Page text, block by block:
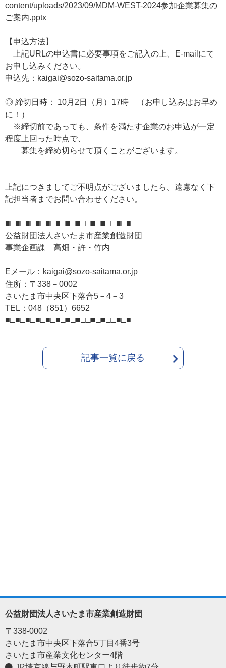
content/uploads/2023/09/MDM-WEST-2024参加企業募集の
ご案内.pptx
【申込方法】
上記URLの申込書に必要事項をご記入の上、E-mailにて
お申し込みください。
申込先：kaigai@sozo-saitama.or.jp
◎ 締切日時： 10月2日（月）17時 （お申し込みはお早め
に！）
※締切前であっても、条件を満たす企業のお申込が一定
程度上回った時点で、
募集を締め切らせて頂くことがございます。
上記につきましてご不明点がございましたら、遠慮なく下
記担当者までお問い合わせください。
■□■□■□■□■□■□■□■□□■□■□□■□■
公益財団法人さいたま市産業創造財団
事業企画課 高畑・許・竹内
Eメール：kaigai@sozo-saitama.or.jp
住所：〒338－0002
さいたま市中央区下落合5－4－3
TEL：048（851）6652
■□■□■□■□■□■□■□■□□■□■□□■□■
記事一覧に戻る
公益財団法人さいたま市産業創造財団
〒338-0002
さいたま市中央区下落合5丁目4番3号
さいたま市産業文化センター4階